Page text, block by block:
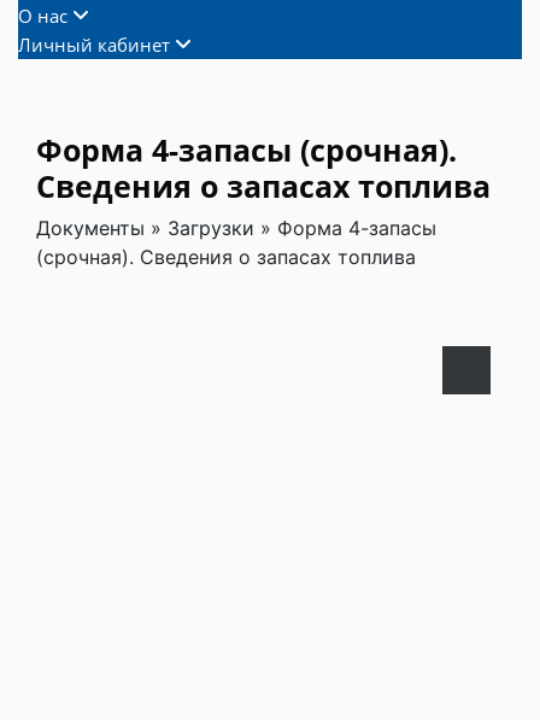
О нас
Личный кабинет
Форма 4-запасы (срочная).
Сведения о запасах топлива
Документы » Загрузки » Форма 4-запасы
(срочная). Сведения о запасах топлива